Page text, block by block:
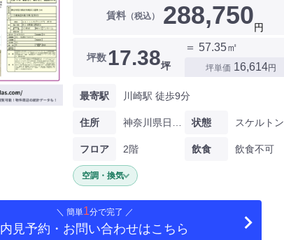
賃料（税込） 288,750円
坪数 17.38坪
＝ 57.35㎡
坪単価 16,614円
最寄駅 川崎駅 徒歩9分
住所
フロア 2階
状態 スケルトン
飲食 飲食不可
空調・換気
＼ 簡単1分で完了 ／
内見予約・お問い合わせはこちら